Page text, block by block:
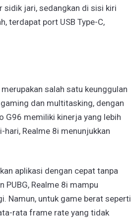
jari, sedangkan di sisi kiri
terdapat port USB Type-C,
salah satu keunggulan
dan multitasking, dengan
G96 memiliki kinerja yang lebih
Realme 8i menunjukkan
aplikasi dengan cepat tanpa
Realme 8i mampu
Namun, untuk game berat seperti
rata frame rate yang tidak